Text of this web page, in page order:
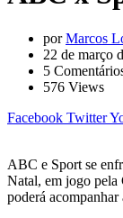
porMarcos
22 de março
5
576 Views
Facebook Twitter
ABC e Sport se
Natal, em jogo pela
poderá